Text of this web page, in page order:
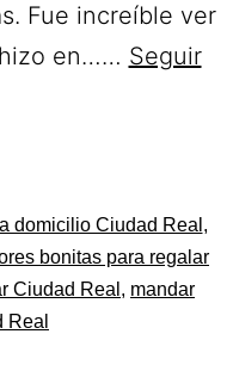
Fue increíble ver
hizo en…… Seguir
domicilio Ciudad Real ,
bonitas para regalar
Ciudad Real , mandar
Real